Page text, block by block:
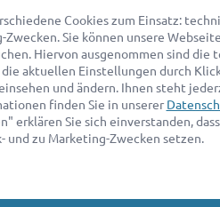
Cookies zum Einsatz:
Sie können unsere
Hiervon ausgenommen sind die
aktuellen Einstellungen durch
und ändern. Ihnen steht
finden Sie in unserer
erklären Sie sich einverstanden,
und zu Marketing-Zwecken setzen.